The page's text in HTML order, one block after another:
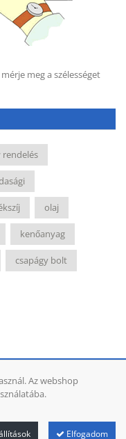
meg a szélességet
rendelés
olaj
kenőanyag
csapágy bolt
ÁSZF
Cikkek
Az webshop
Elfogadom